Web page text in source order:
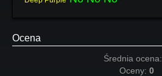
Ocena
Średnia ocena:
Oceny: 0